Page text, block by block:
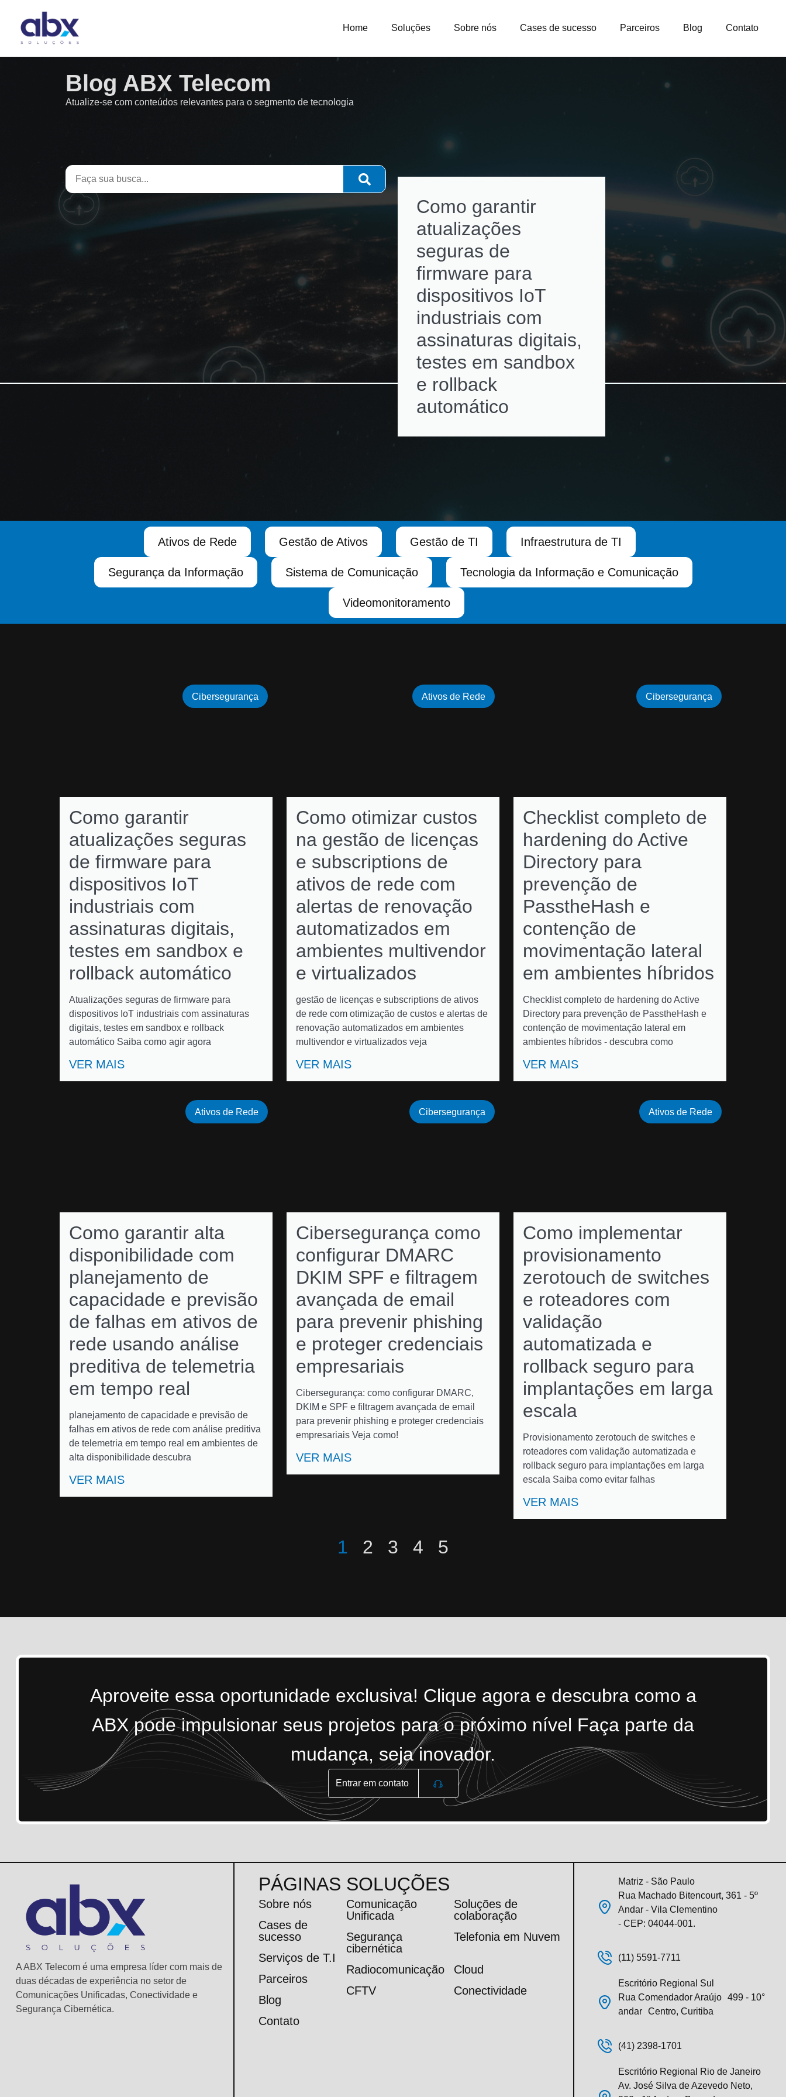
Home Soluções Sobre nós Cases de sucesso Parceiros Blog Contato
Blog ABX Telecom
Atualize-se com conteúdos relevantes para o segmento de tecnologia
Como garantir
atualizações
seguras de
firmware para
dispositivos IoT
industriais com
assinaturas digitais,
testes em sandbox
e rollback
automático
Como otimizar
custos na gestão
licenças e
subscriptions de
ativos de rede
alertas de
renovação
automatizados
ambientes
Ativos de Rede Gestão de Ativos Gestão de TI Infraestrutura de TI
Segurança da Informação Sistema de Comunicação Tecnologia da Informação e Comunicação
Videomonitoramento
Como garantir
atualizações seguras
de firmware para
dispositivos IoT
industriais com
assinaturas digitais,
testes em sandbox e
rollback automático
Atualizações seguras de firmware para
dispositivos IoT industriais com assinaturas
digitais, testes em sandbox e rollback
automático Saiba como agir agora
VER MAIS
Cibersegurança
Como otimizar custos
na gestão de licenças
e subscriptions de
ativos de rede com
alertas de renovação
automatizados em
ambientes multivendor
e virtualizados
gestão de licenças e subscriptions de ativos
de rede com otimização de custos e alertas de
renovação automatizados em ambientes
multivendor e virtualizados veja
VER MAIS
Ativos de Rede
Checklist completo de
hardening do Active
Directory para
prevenção de
PasstheHash e
contenção de
movimentação lateral
em ambientes híbridos
Checklist completo de hardening do Active
Directory para prevenção de PasstheHash e
contenção de movimentação lateral em
ambientes híbridos - descubra como
VER MAIS
Cibersegurança
Como garantir alta
disponibilidade com
planejamento de
capacidade e previsão
de falhas em ativos de
rede usando análise
preditiva de telemetria
em tempo real
planejamento de capacidade e previsão de
falhas em ativos de rede com análise preditiva
de telemetria em tempo real em ambientes de
alta disponibilidade descubra
VER MAIS
Ativos de Rede
Cibersegurança como
configurar DMARC
DKIM SPF e filtragem
avançada de email
para prevenir phishing
e proteger credenciais
empresariais
Cibersegurança: como configurar DMARC,
DKIM e SPF e filtragem avançada de email
para prevenir phishing e proteger credenciais
empresariais Veja como!
VER MAIS
Cibersegurança
Como implementar
provisionamento
zerotouch de switches
e roteadores com
validação
automatizada e
rollback seguro para
implantações em larga
escala
Provisionamento zerotouch de switches e
roteadores com validação automatizada e
rollback seguro para implantações em larga
escala Saiba como evitar falhas
VER MAIS
Ativos de Rede
1 2 3 4 5
Aproveite essa oportunidade exclusiva! Clique agora e descubra como a
ABX pode impulsionar seus projetos para o próximo nível Faça parte da
mudança, seja inovador.
Entrar em contato
A ABX Telecom é uma empresa líder com mais de
duas décadas de experiência no setor de
Comunicações Unificadas, Conectividade e
Segurança Cibernética.
PÁGINAS
Sobre nós
Cases de
sucesso
Serviços de T.I
Parceiros
Blog
Contato
SOLUÇÕES
Comunicação
Unificada
Soluções de
colaboração
Segurança
cibernética
Telefonia em Nuvem
Radiocomunicação
Cloud
CFTV
Conectividade
Matriz - São Paulo
Rua Machado Bitencourt, 361 - 5º
Andar - Vila Clementino
- CEP: 04044-001.
(11) 5591-7711
Escritório Regional Sul
Rua Comendador Araújo 499 - 10°
andar Centro, Curitiba
(41) 2398-1701
Escritório Regional Rio de Janeiro
Av. José Silva de Azevedo Neto,